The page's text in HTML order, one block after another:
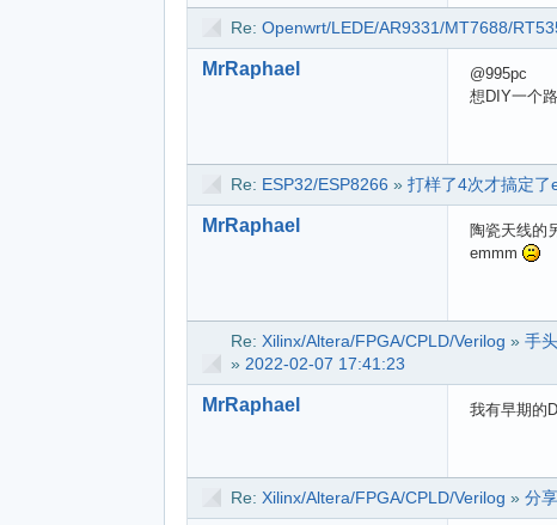
Re: Openwrt/LEDE/AR9331/MT7688/
MrRaphael
@995pc
想DIY一个
Re: ESP32/ESP8266 » 打样了4次才搞定了
MrRaphael
陶瓷天线的
emmm
Re: Xilinx/Altera/FPGA/CPLD/Verilog » 手
» 2022-02-07 17:41:23
MrRaphael 我有早期的
Re: Xilinx/Altera/FPGA/CPLD/Verilog » 分